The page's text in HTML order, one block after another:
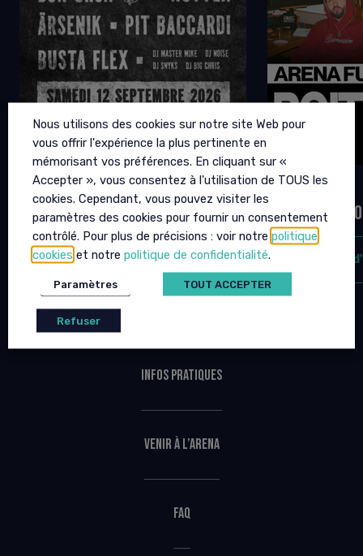
URBAN CORNER 2
12 SEPTEMBRE 2026 - 19H00
plus d'infos
BIGFLO
02 OCTOBRE
plus
Infos pratiques
Venir à l’Arena
FAQ
Nous utilisons des cookies sur notre site Web pour
vous offrir l'expérience la plus pertinente en
mémorisant vos préférences. En cliquant sur «
Accepter », vous consentez à l'utilisation de TOUS les
cookies. Cependant, vous pouvez visiter les
paramètres des cookies pour fournir un consentement
contrôlé. Pour plus de précisions : voir notre politique
cookies et notre politique de confidentialité.
Paramètres TOUT ACCEPTER
Refuser